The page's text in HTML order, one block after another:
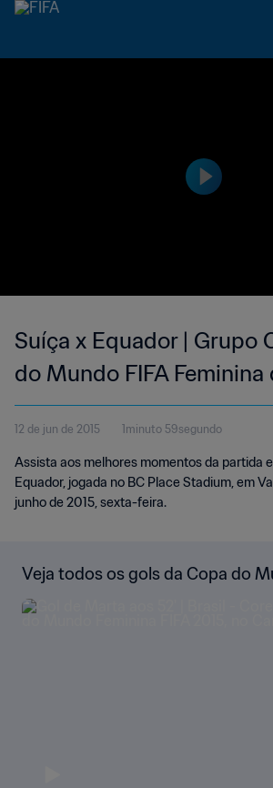
Suíça x Equador | Grupo
do Mundo FIFA Feminina
no Canadá | Melhores
12 de jun de 2015 1minuto 59segundo
Assista aos melhores momentos da partida
Equador, jogada no BC Place Stadium, em
junho de 2015, sexta-feira.
Veja todos os gols da Copa do
do Feminina da FIFA de 2015, no
nadá